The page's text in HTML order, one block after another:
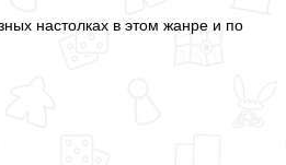
настолках в этом жанре и по